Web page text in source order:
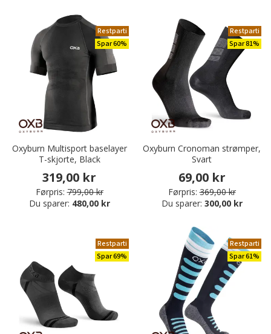
Restparti
Spar 60%
Oxyburn Multisport baselayer
T-skjorte, Black
319,00 kr
Førpris: 799,00 kr
Du sparer: 480,00 kr
Restparti
Spar 81%
Oxyburn Cronoman strømper,
Svart
69,00 kr
Førpris: 369,00 kr
Du sparer: 300,00 kr
Restparti
Spar 69%
Restparti
Spar 61%